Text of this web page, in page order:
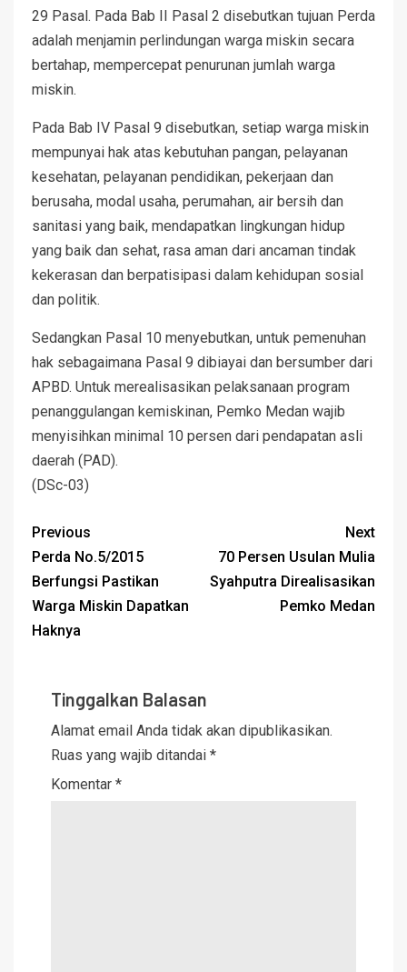
29 Pasal. Pada Bab II Pasal 2 disebutkan tujuan Perda
adalah menjamin perlindungan warga miskin secara
bertahap, mempercepat penurunan jumlah warga
miskin.
Pada Bab IV Pasal 9 disebutkan, setiap warga miskin
mempunyai hak atas kebutuhan pangan, pelayanan
kesehatan, pelayanan pendidikan, pekerjaan dan
berusaha, modal usaha, perumahan, air bersih dan
sanitasi yang baik, mendapatkan lingkungan hidup
yang baik dan sehat, rasa aman dari ancaman tindak
kekerasan dan berpatisipasi dalam kehidupan sosial
dan politik.
Sedangkan Pasal 10 menyebutkan, untuk pemenuhan
hak sebagaimana Pasal 9 dibiayai dan bersumber dari
APBD. Untuk merealisasikan pelaksanaan program
penanggulangan kemiskinan, Pemko Medan wajib
menyisihkan minimal 10 persen dari pendapatan asli
daerah (PAD).
(DSc-03)
Previous
Perda No.5/2015
Berfungsi Pastikan
Warga Miskin Dapatkan
Haknya
Next
70 Persen Usulan Mulia
Syahputra Direalisasikan
Pemko Medan
Tinggalkan Balasan
Alamat email Anda tidak akan dipublikasikan.
Ruas yang wajib ditandai *
Komentar *